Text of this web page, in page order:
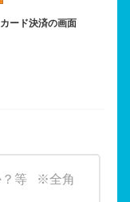
ード決済の画面